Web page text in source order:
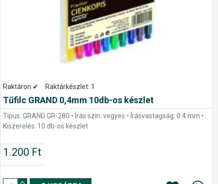
Raktáron ✔ Raktárkészlet: 1
Tűfilc GRAND 0,4mm 10db-os készlet
Típus: GRAND GR-280 • Írás szín: vegyes • Írásvastagság: 0.4 mm •
Kiszerelés: 10 db-os készlet
1.200 Ft